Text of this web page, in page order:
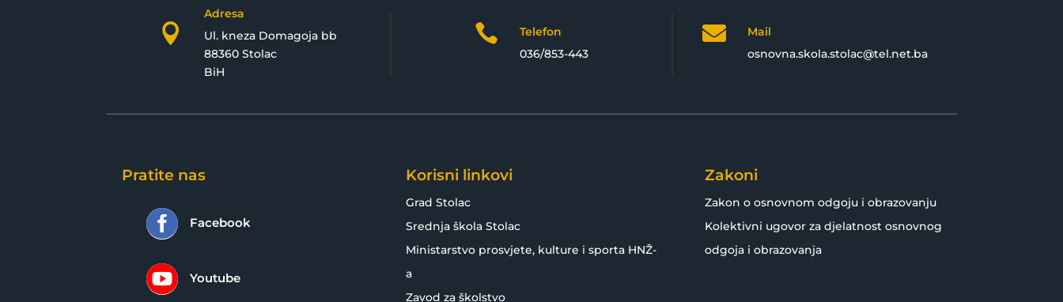

Adresa
Ul. kneza Domagoja bb
88360 Stolac
BiH

Telefon
036/853-443

Mail
osnovna.skola.stolac@tel.net.ba
Pratite nas
 Facebook
 Youtube
Korisni linkovi
Grad Stolac
Srednja škola Stolac
Ministarstvo prosvjete, kulture i sporta HNŽ-
a
Zavod za školstvo
Zakoni
Zakon o osnovnom odgoju i obrazovanju
Kolektivni ugovor za djelatnost osnovnog
odgoja i obrazovanja